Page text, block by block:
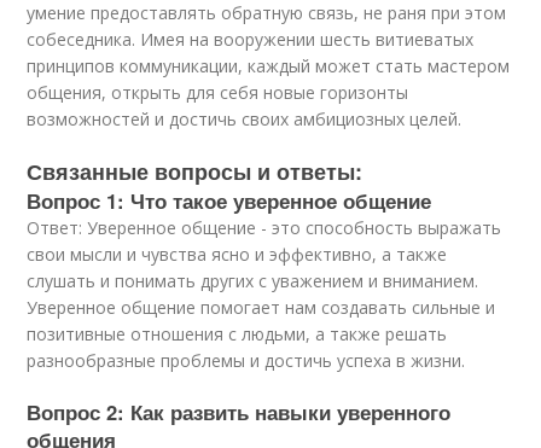
умение предоставлять обратную связь, не раня при этом
собеседника. Имея на вооружении шесть витиеватых
принципов коммуникации, каждый может стать мастером
общения, открыть для себя новые горизонты
возможностей и достичь своих амбициозных целей.
Связанные вопросы и ответы:
Вопрос 1: Что такое уверенное общение
Ответ: Уверенное общение - это способность выражать
свои мысли и чувства ясно и эффективно, а также
слушать и понимать других с уважением и вниманием.
Уверенное общение помогает нам создавать сильные и
позитивные отношения с людьми, а также решать
разнообразные проблемы и достичь успеха в жизни.
Вопрос 2: Как развить навыки уверенного
общения